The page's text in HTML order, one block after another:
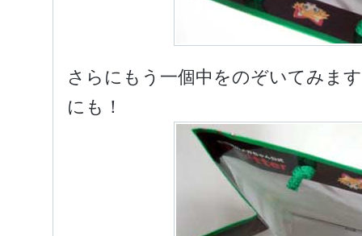
さらにもう一個中をのぞいてみ
にも！